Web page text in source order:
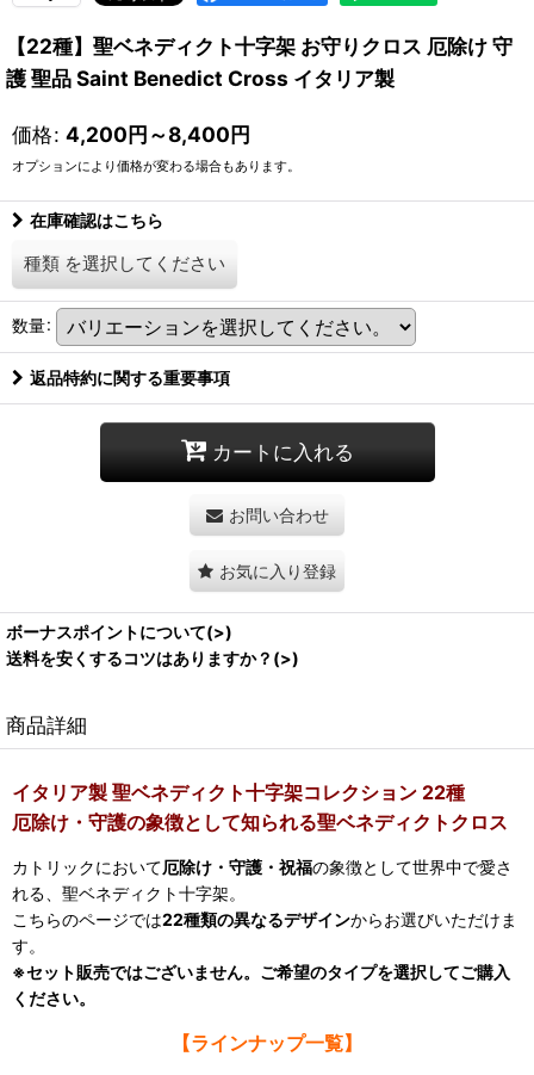
【22種】聖ベネディクト十字架 お守りクロス 厄除け 守
護 聖品 Saint Benedict Cross イタリア製
価格: 4,200円～8,400円
オプションにより価格が変わる場合もあります。
在庫確認はこちら
種類 を選択してください
数量:
返品特約に関する重要事項
カートに入れる
お問い合わせ
お気に入り登録
ボーナスポイントについて(>)
送料を安くするコツはありますか？(>)
商品詳細
イタリア製 聖ベネディクト十字架コレクション 22種
厄除け・守護の象徴として知られる聖ベネディクトクロス
カトリックにおいて厄除け・守護・祝福の象徴として世界中で愛さ
れる、聖ベネディクト十字架。
こちらのページでは22種類の異なるデザインからお選びいただけま
す。
※セット販売ではございません。ご希望のタイプを選択してご購入
ください。
【ラインナップ一覧】